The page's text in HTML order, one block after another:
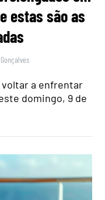
estas são as
a enfrentar
domingo, 9 de